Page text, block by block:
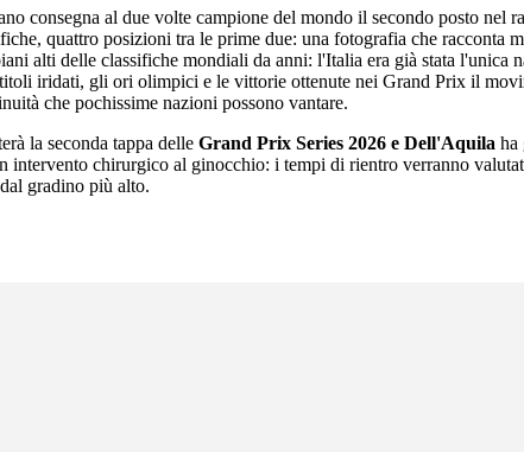
consegna al due volte campione del mondo il secondo posto
quattro posizioni tra le prime due: una fotografia che racconta
alti delle classifiche mondiali da anni: l'Italia era già stata l'unica
iridati, gli ori olimpici e le vittorie ottenute nei Grand Prix il
che pochissime nazioni possono vantare.
la seconda tappa delle Grand Prix Series 2026 e Dell'Aquila ha
chirurgico al ginocchio: i tempi di rientro verranno
gradino più alto.